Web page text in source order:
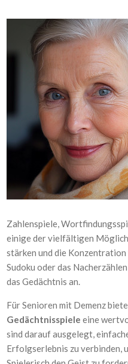
Zahlenspiele,
einige der vielfältigen
stärken und die
Sudoku oder das
das Gedächtnis an.
Für Senioren mit Demenz
Gedächtnisspieleeine
sind darauf ausgelegt,
Erfolgserlebnis zu verbinden,